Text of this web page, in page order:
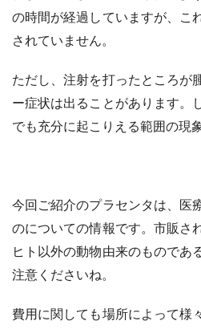
の時間が経過していますが、こ
されていません。
ただし、注射を打ったところが
ー症状は出ることがあります。
でも充分に起こりえる範囲の現
今回ご紹介のプラセンタは、医
のについての情報です。市販さ
ヒト以外の動物由来のものであ
注意くださいね。
費用に関しても場所によって様